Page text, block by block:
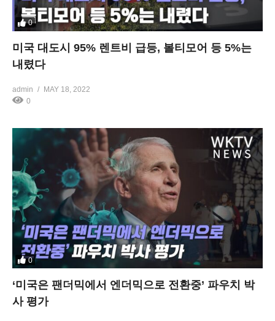
0
미국 대도시 95% 렌트비 급등, 볼티모어 등 5%는
내렸다
admin
MAY 18, 2022
0
0
‘미국은 팬더믹에서 엔더믹으로 전환중’ 파우치 박
사 평가